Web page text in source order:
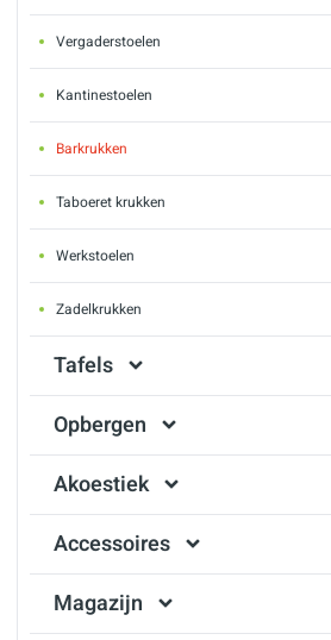
Vergaderstoelen
Kantinestoelen
Barkrukken
Taboeret krukken
Werkstoelen
Zadelkrukken
Tafels
Opbergen
Akoestiek
Accessoires
Magazijn